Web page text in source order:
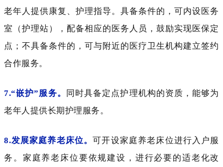
老年人提供康复、护理指导。具备条件的，可内设医务
室（护理站），配备相应的医务人员，鼓励实现医保定
点；不具备条件的，可与附近的医疗卫生机构建立签约
合作服务。
7.“嵌护”服务。
同时具备定点护理机构的资质，能够为
老年人提供长期护理服务。
8.发展家庭养老床位。可开设家庭养老床位进行入户服
务。家庭养老床位要依规建设，进行必要的适老化改